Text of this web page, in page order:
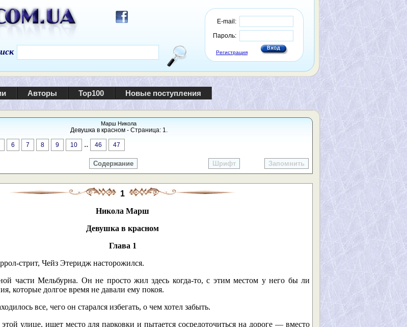
E-mail:
Пароль:
Регистрация
Авторы Top100 Новые поступления
Марш Никола
Девушка в красном - Страница: 1.
6 7 8 9 10 .. 46 47
Содержание Шрифт Запомнить
1
Никола Марш
Девушка в красном
Глава 1
стрит, Чейз Этеридж насторожился.
части Мельбурна. Он не просто жил здесь когда-то, с этим местом у него бы ли
которые долгое время не давали ему покоя.
все, чего он старался избегать, о чем хотел забыть.
улице, ищет место для парковки и пытается сосредоточиться на дороге — вместо